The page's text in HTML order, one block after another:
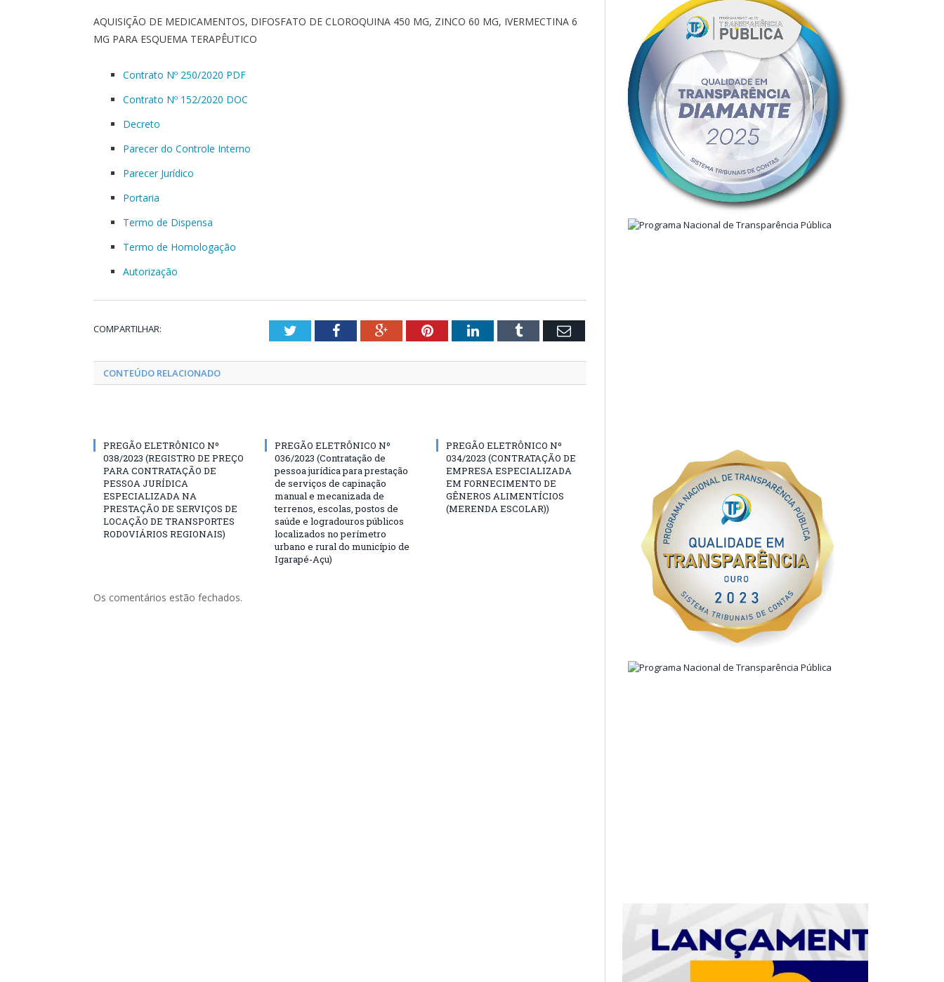
AQUISIÇÃO DE MEDICAMENTOS, DIFOSFATO DE CLOROQUINA 450 MG, ZINCO 60 MG, IVERMECTINA 6
MG PARA ESQUEMA TERAPÊUTICO
Contrato Nº 250/2020 PDF
Contrato Nº 152/2020 DOC
Decreto
Parecer do Controle Interno
Parecer Jurídico
Portaria
Termo de Dispensa
Termo de Homologação
Autorização
COMPARTILHAR: TwitterFacebookGoogle+PinterestLinkedInTumblr Email
CONTEÚDO RELACIONADO
PREGÃO ELETRÔNICO Nº
038/2023 (REGISTRO DE PREÇO
PARA CONTRATAÇÃO DE
PESSOA JURÍDICA
ESPECIALIZADA NA
PRESTAÇÃO DE SERVIÇOS DE
LOCAÇÃO DE TRANSPORTES
RODOVIÁRIOS REGIONAIS)
PREGÃO ELETRÔNICO Nº
036/2023 (Contratação de
pessoa jurídica para prestação
de serviços de capinação
manual e mecanizada de
terrenos, escolas, postos de
saúde e logradouros públicos
localizados no perímetro
urbano e rural do município de
Igarapé-Açu)
PREGÃO ELETRÔNICO Nº
034/2023 (CONTRATAÇÃO DE
EMPRESA ESPECIALIZADA
EM FORNECIMENTO DE
GÊNEROS ALIMENTÍCIOS
(MERENDA ESCOLAR))
Os comentários estão fechados.